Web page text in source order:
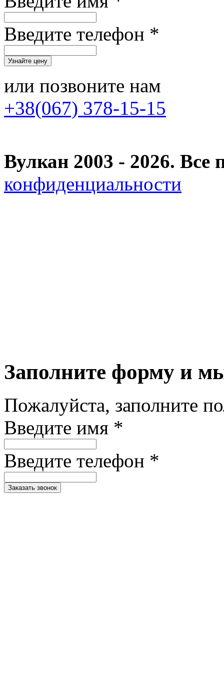
Введите телефон *
или позвоните нам
+38(067) 378-15-15
Вулкан 2003 - 2026.
конфиденциальности
Заполните форму и
Пожалуйста, заполните
Введите имя *
Введите телефон *